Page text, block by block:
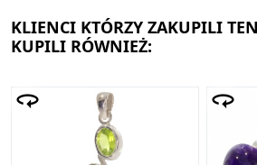
KLIENCI KTÓRZY ZAKUPILI
KUPILI RÓWNIEŻ: